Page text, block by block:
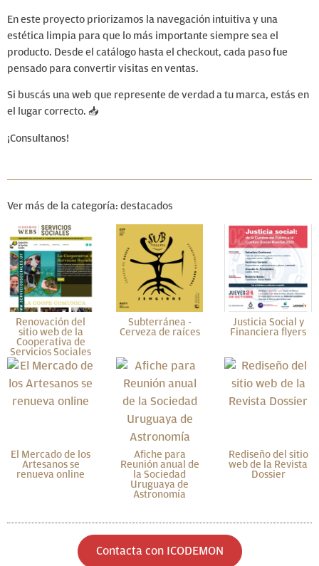
En este proyecto priorizamos la navegación intuitiva y una
estética limpia para que lo más importante siempre sea el
producto. Desde el catálogo hasta el checkout, cada paso fue
pensado para convertir visitas en ventas.
Si buscás una web que represente de verdad a tu marca, estás en
el lugar correcto. 📥
¡Consultanos!
Ver más de la categoría: destacados
Renovación del
sitio web de la
Cooperativa de
Servicios Sociales
Subterránea -
Cerveza de raíces
Justicia Social y
Financiera flyers
El Mercado de los
Artesanos se
renueva online
Afiche para
Reunión anual de
la Sociedad
Uruguaya de
Astronomía
Rediseño del sitio
web de la Revista
Dossier
Contacta con ICODEMON